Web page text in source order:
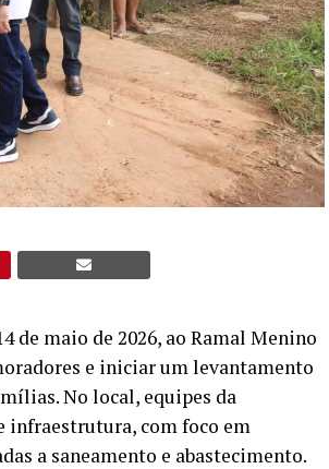
de maio de 2026, ao Ramal Menino
e iniciar um levantamento
No local, equipes da
infraestrutura, com foco em
a saneamento e abastecimento.